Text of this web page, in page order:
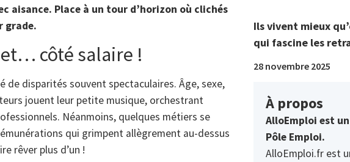
aisance. Place à un tour d’horizon où clichés
grade.
côté salaire !
de disparités souvent spectaculaires. Âge, sexe,
jouent leur petite musique, orchestrant
Néanmoins, quelques métiers se
qui grimpent allègrement au-dessus
rêver plus d’un !
Ils vivent mieux
qui fascine les
28 novembre 2025
À propos
AlloEmploi est
Pôle Emploi.
AlloEmploi.fr est